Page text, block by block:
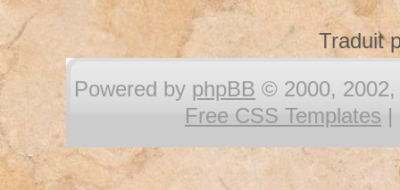
Traduit
Powered by phpBB © 2000, 2002,
Free CSS Templates |